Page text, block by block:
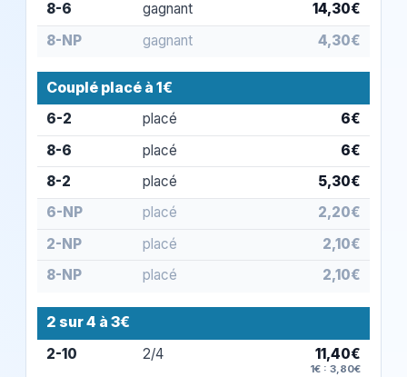
8-6 gagnant
14,30€
8-NP
gagnant 4,30€
Couplé placé à 1€
6-2 placé
6€
8-6
placé
6€
8-2
placé
5,30€
6-NP
placé
2,20€
2-NP
placé
2,10€
8-NP
placé 2,10€
2 sur 4 à 3€
2-10 2/4 11,40€
1€ : 3,80€